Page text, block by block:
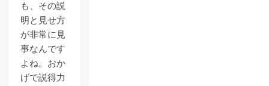
も、その説
明と見せ方
が非常に見
事なんです
よね。おか
げで説得力